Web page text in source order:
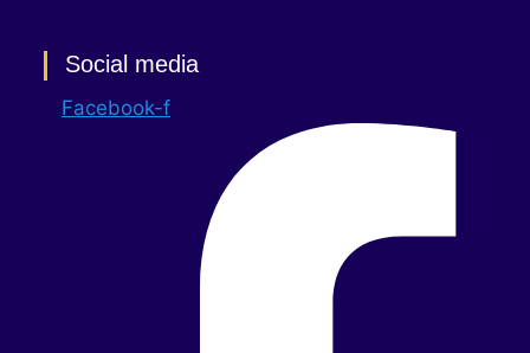
Social media
Facebook-f